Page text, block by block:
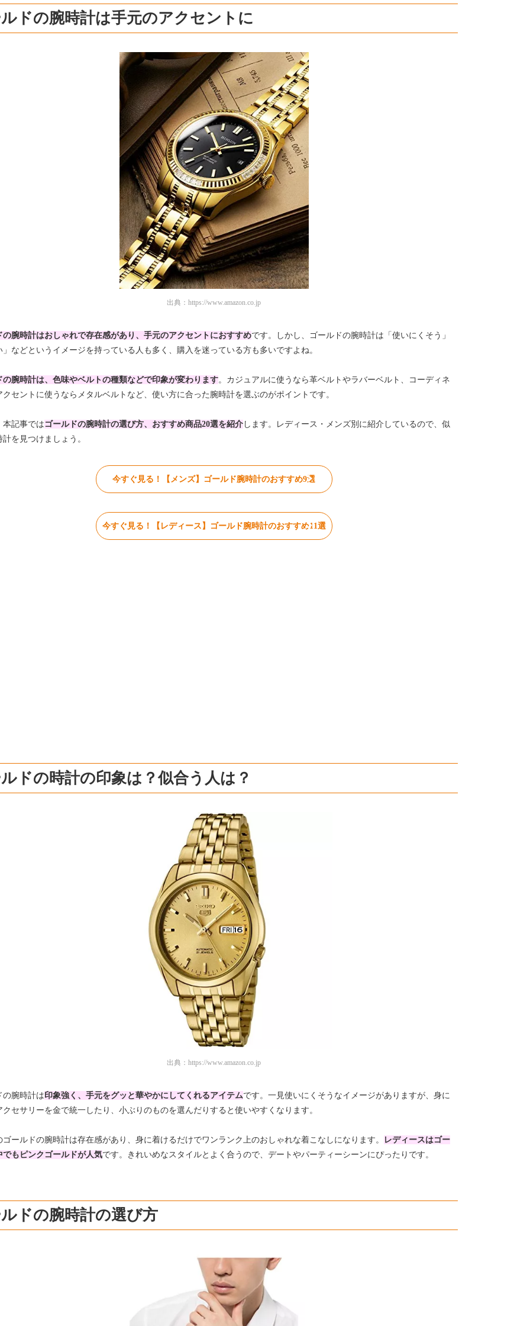
ドの腕時計は手元のアクセントに
出典： https://www.amazon.co.jp
の腕時計はおしゃれで存在感があり、手元のアクセントにおすすめです。しかし、ゴールドの腕時計は「使いにくそう」
」などというイメージを持っている人も多く、購入を迷っている方も多いですよね。
の腕時計は、色味やベルトの種類などで印象が変わります。カジュアルに使うなら革ベルトやラバーベルト、コーディネ
クセントに使うならメタルベルトなど、使い方に合った腕時計を選ぶのがポイントです。
本記事ではゴールドの腕時計の選び方、おすすめ商品20選を紹介 します。レディース・メンズ別に紹介しているので、似
を見つけましょう。
今すぐ見る！【メンズ】ゴールド腕時計のおすすめ9選
今すぐ見る！【レディース】ゴールド腕時計のおすすめ11選
ドの時計の印象は？似合う人は？
出典： https://www.amazon.co.jp
の腕時計は 印象強く、手元をグッと華やかにしてくれるアイテムです。一見使いにくそうなイメージがありますが、身に
クセサリーを金で統一したり、小ぶりのものを選んだりすると使いやすくなります。
ゴールドの腕時計は存在感があり、身に着けるだけでワンランク上のおしゃれな着こなしになります。
レディースはゴー
でもピンクゴールドが人気です。きれいめなスタイルとよく合うので、デートやパーティーシーンにぴったりです。
ドの腕時計の選び方